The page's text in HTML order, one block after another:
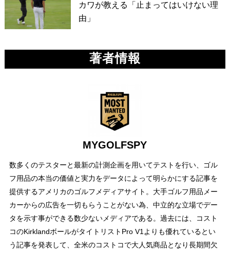
カワが教える「止まってはいけない理
由」
著者情報
MYGOLFSPY
数多くのテスターと最新の計測企画を用いてテストを行い、ゴル
フ用品の本当の価値と実力をデータによって明らかにする記事を
提供するアメリカのゴルフメディアサイト。大手ゴルフ用品メー
カーからの広告を一切もらうことがない為、中立的な立場でデー
タを示す事ができる数少ないメディアである。過去には、コスト
コのKirklandボールがタイトリストPro V1よりも優れているとい
う記事を発表して、全米のコストコで大人気商品となり長期間欠